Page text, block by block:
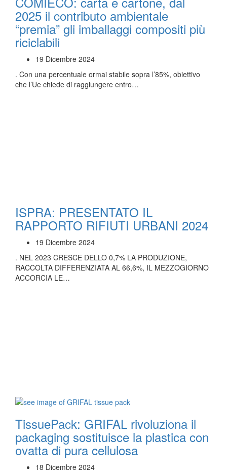
2025 il contributo ambientale
“premia” gli imballaggi compositi più
riciclabili
19 Dicembre 2024
. Con una percentuale ormai stabile sopra l’85%, obiettivo
che l’Ue chiede di raggiungere entro…
ISPRA: PRESENTATO IL
RAPPORTO RIFIUTI URBANI 2024
19 Dicembre 2024
. NEL 2023 CRESCE DELLO 0,7% LA PRODUZIONE,
RACCOLTA DIFFERENZIATA AL 66,6%, IL MEZZOGIORNO
ACCORCIA LE…
TissuePack: GRIFAL rivoluziona il
packaging sostituisce la plastica con
ovatta di pura cellulosa
18 Dicembre 2024